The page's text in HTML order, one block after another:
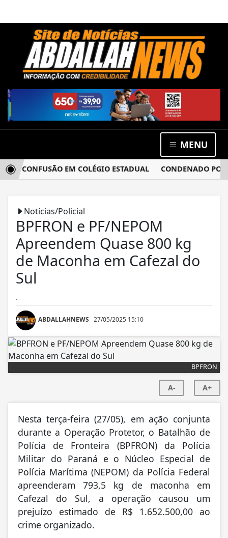
MENU
CONFUSÃO EM COLÉGIO ESTADUAL CONDENADO POR
Notícias/Policial
BPFRON e PF/NEPOM
Apreendem Quase 800 kg
de Maconha em Cafezal do
Sul
ABDALLAHNEWS 27/05/2025 15:10
BPFRON
A- A+
Nesta terça-feira (27/05), em ação conjunta
durante a Operação Protetor, o Batalhão de
Polícia de Fronteira (BPFRON) da Polícia
Militar do Paraná e o Núcleo Especial de
Polícia Marítima (NEPOM) da Polícia Federal
apreenderam 793,5 kg de maconha em
Cafezal do Sul, a operação causou um
prejuízo estimado de R$ 1.652.500,00 ao
crime organizado.